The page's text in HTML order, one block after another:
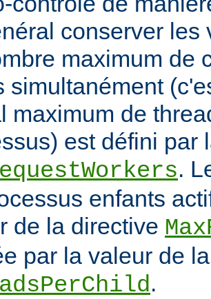
conserver les
maximum de
simultanément
maximum de
est défini par
.
enfants
de la directive
par la valeur de
.